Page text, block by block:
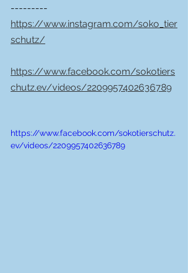
---------
https://www.instagram.com/soko_tier
schutz/
https://www.facebook.com/sokotiers
chutz.ev/videos/2209957402636789
https://www.facebook.com/sokotierschutz.
ev/videos/2209957402636789